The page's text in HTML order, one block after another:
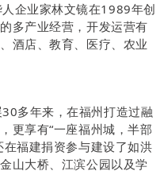
企业家林文镜在1989年创
多产业经营，开发运营有
酒店、教育、医疗、农业
多年来，在福州打造过融
更享有“一座福州城，半部
福建捐资参与建设了如洪
山大桥、江滨公园以及学